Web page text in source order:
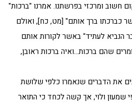
חשוב ומרכזי בפרשתנו. אמרנו "ברכות"
כברכתו ברך אותם" [מט, כח], ואולם
הנביא לעתיד" באשר לקורות אותם
שהם ברכות…ואיה ברכות ראובן,
את הדברים שנאמרו כלפי שלושת
שמעון ולוי, אך קשה לכחד כי התואר